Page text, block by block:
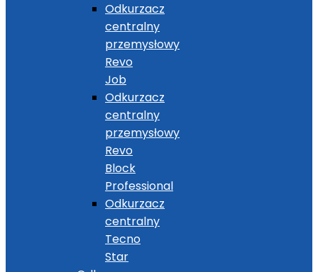
Odkurzacz
centralny
przemysłowy
Revo
Job
Odkurzacz
centralny
przemysłowy
Revo
Block
Professional
Odkurzacz
centralny
Tecno
Star